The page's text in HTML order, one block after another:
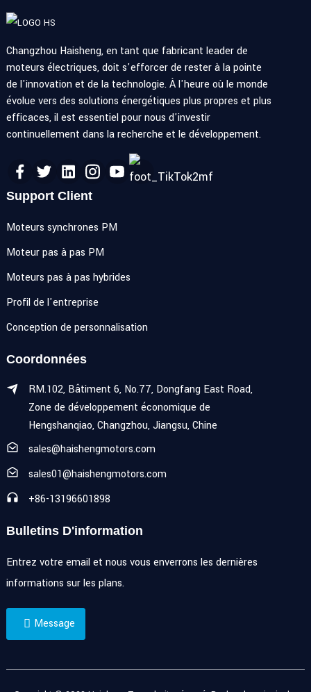
Changzhou Haisheng, en tant que fabricant leader de
moteurs électriques, doit s'efforcer de rester à la pointe
de l'innovation et de la technologie. À l'heure où le monde
évolue vers des solutions énergétiques plus propres et plus
efficaces, il est essentiel pour nous d'investir
continuellement dans la recherche et le développement.
Support Client
Moteurs synchrones PM
Moteur pas à pas PM
Moteurs pas à pas hybrides
Profil de l'entreprise
Conception de personnalisation
Coordonnées
RM.102, Bâtiment 6, No.77, Dongfang East Road,
Zone de développement économique de
Hengshanqiao, Changzhou, Jiangsu, Chine
sales@haishengmotors.com
sales01@haishengmotors.com
+86-13196601898
Bulletins D'information
Entrez votre email et nous vous enverrons les dernières
informations sur les plans.
Message